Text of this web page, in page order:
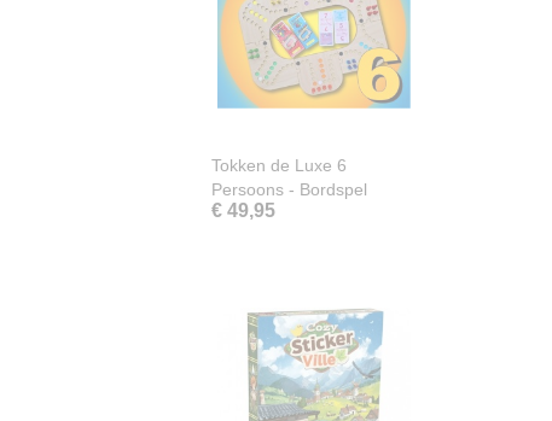
Tokken de Luxe 6
Persoons - Bordspel
€ 49,95